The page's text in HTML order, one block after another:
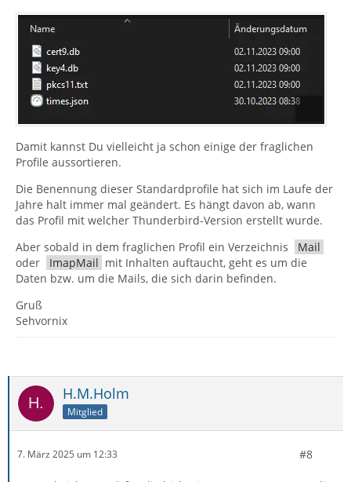
Damit kannst Du vielleicht ja schon einige der fraglichen
Profile aussortieren.
Die Benennung dieser Standardprofile hat sich im Laufe der
Jahre halt immer mal geändert. Es hängt davon ab, wann
das Profil mit welcher Thunderbird-Version erstellt wurde.
Aber sobald in dem fraglichen Profil ein Verzeichnis
Mail
oder
ImapMail mit Inhalten auftaucht, geht es um die
Daten bzw. um die Mails, die sich darin befinden.
Gruß
Sehvornix
H.M.Holm
Mitglied
7. März 2025 um 12:33 #8